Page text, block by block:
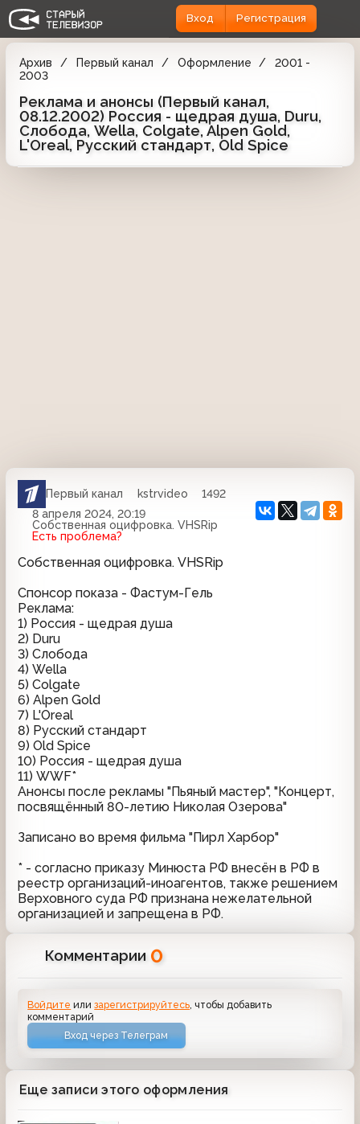
Вход Регистрация
Архив Первый канал Оформление
2001 -
2003
Реклама и анонсы (Первый канал,
08.12.2002) Россия - щедрая душа, Duru,
Слобода, Wella, Colgate, Alpen Gold,
L'Oreal, Русский стандарт, Old Spice
Первый канал kstrvideo
1492
8 апреля 2024, 20:19
Собственная оцифровка. VHSRip
Есть проблема?
Собственная оцифровка. VHSRip
Спонсор показа - Фастум-Гель
Реклама:
1) Россия - щедрая душа
2) Duru
3) Слобода
4) Wella
5) Colgate
6) Alpen Gold
7) L'Oreal
8) Русский стандарт
9) Old Spice
10) Россия - щедрая душа
11) WWF*
Анонсы после рекламы "Пьяный мастер", "Концерт,
посвящённый 80-летию Николая Озерова"
Записано во время фильма "Пирл Харбор"
* - согласно приказу Минюста РФ внесён в РФ в
реестр организаций-иноагентов, также решением
Верховного суда РФ признана нежелательной
организацией и запрещена в РФ.
Комментарии 0
Войдите илизарегистрируйтесь , чтобы добавить
комментарий
Вход через Телеграм
Еще записи этого оформления